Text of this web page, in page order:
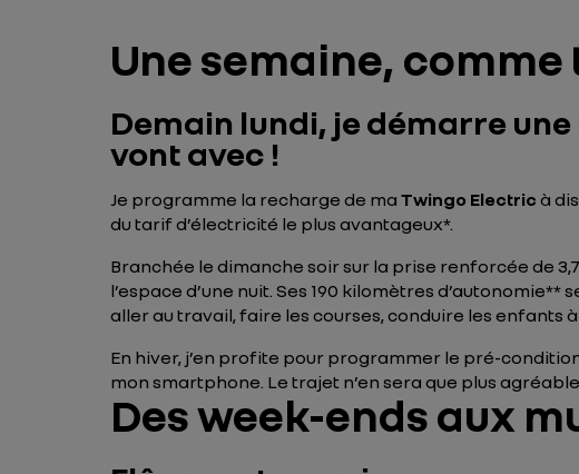
Une semaine,
Demain lundi, je démarre
vont avec !
Je programme la recharge de ma Twingo Electric à
du tarif d’électricité le plus avantageux*.
Branchée le dimanche soir sur la prise renforcée de
l’espace d’une nuit. Ses 190 kilomètres
aller au travail, faire les courses, conduire les enfants
En hiver, j’en profite pour programmer le pré-
mon smartphone. Le trajet n’en sera que plus
Des week-ends aux